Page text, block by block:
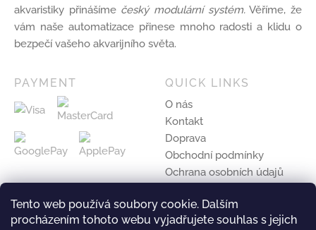
Tento web používá soubory cookie. Dalším
procházením tohoto webu vyjadřujete souhlas s jejich
akvaristiky přinášíme český modulární systém.Věříme, že
vám naše automatizace přinese mnoho radosti a klidu o
bezpečí vašeho akvarijního světa.
PAYMENT QUICK LINKS
O nás
Kontakt
Doprava
Obchodní podmínky
Ochrana osobních údajů